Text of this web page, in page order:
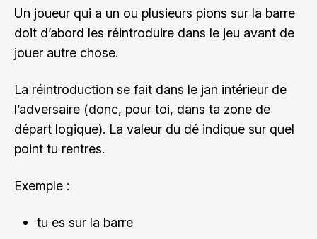
Un joueur qui a un ou plusieurs pions sur la barre
doit d’abord les réintroduire dans le jeu avant de
jouer autre chose.
La réintroduction se fait dans le jan intérieur de
l’adversaire (donc, pour toi, dans ta zone de
départ logique). La valeur du dé indique sur quel
point tu rentres.
Exemple :
tu es sur la barre